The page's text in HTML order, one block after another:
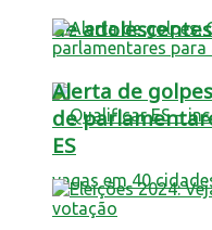
de adolescentes
Alerta de
de
ES